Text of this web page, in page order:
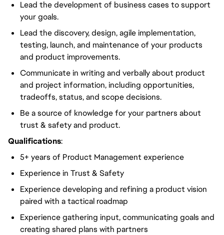
Lead the development of business cases to support
your goals.
Lead the discovery, design, agile implementation,
testing, launch, and maintenance of your products
and product improvements.
Communicate in writing and verbally about product
and project information, including opportunities,
tradeoffs, status, and scope decisions.
Be a source of knowledge for your partners about
trust & safety and product.
Qualifications:
5+ years of Product Management experience
Experience in Trust & Safety
Experience developing and refining a product vision
paired with a tactical roadmap
Experience gathering input, communicating goals and
creating shared plans with partners